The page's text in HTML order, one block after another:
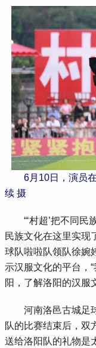
6月10日，演员在
续 摄
“‘村超’把不同民
民族文化在这里实现
球队啦啦队领队徐婉
示汉服文化的平台，
阳，了解洛阳的汉服
河南洛邑古城足球
队的比赛结束后，双
送给洛阳队的礼物是